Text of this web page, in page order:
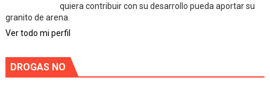
quiera contribuir con su desarrollo pueda aportar su
granito de arena.
Ver todo mi perfil
DROGAS NO